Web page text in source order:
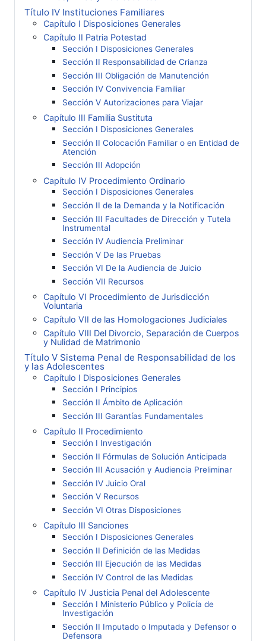
Título IV Instituciones Familiares
Capítulo I Disposiciones Generales
Capítulo II Patria Potestad
Sección I Disposiciones Generales
Sección II Responsabilidad de Crianza
Sección III Obligación de Manutención
Sección IV Convivencia Familiar
Sección V Autorizaciones para Viajar
Capítulo III Familia Sustituta
Sección I Disposiciones Generales
Sección II Colocación Familiar o en Entidad de
Atención
Sección III Adopción
Capítulo IV Procedimiento Ordinario
Sección I Disposiciones Generales
Sección II de la Demanda y la Notificación
Sección III Facultades de Dirección y Tutela
Instrumental
Sección IV Audiencia Preliminar
Sección V De las Pruebas
Sección VI De la Audiencia de Juicio
Sección VII Recursos
Capítulo VI Procedimiento de Jurisdicción
Voluntaria
Capítulo VII de las Homologaciones Judiciales
Capítulo VIII Del Divorcio, Separación de Cuerpos
y Nulidad de Matrimonio
Título V Sistema Penal de Responsabilidad de los
y las Adolescentes
Capítulo I Disposiciones Generales
Sección I Principios
Sección II Ámbito de Aplicación
Sección III Garantías Fundamentales
Capítulo II Procedimiento
Sección I Investigación
Sección II Fórmulas de Solución Anticipada
Sección III Acusación y Audiencia Preliminar
Sección IV Juicio Oral
Sección V Recursos
Sección VI Otras Disposiciones
Capítulo III Sanciones
Sección I Disposiciones Generales
Sección II Definición de las Medidas
Sección III Ejecución de las Medidas
Sección IV Control de las Medidas
Capítulo IV Justicia Penal del Adolescente
Sección I Ministerio Público y Policía de
Investigación
Sección II Imputado o Imputada y Defensor o
Defensora